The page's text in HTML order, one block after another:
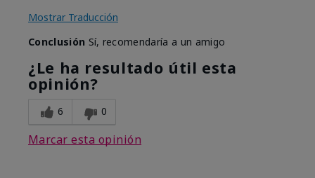
Mostrar Traducción
Conclusión Sí, recomendaría a un amigo
¿Le ha resultado útil esta
opinión?
6 0
Marcar esta opinión